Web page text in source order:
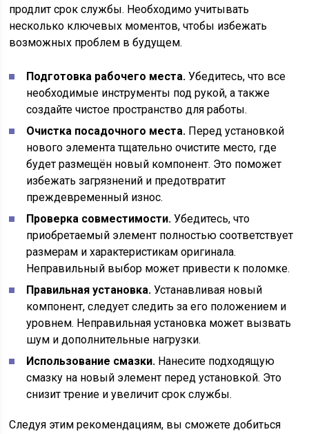
продлит срок службы. Необходимо учитывать
несколько ключевых моментов, чтобы избежать
возможных проблем в будущем.
Подготовка рабочего места. Убедитесь, что все
необходимые инструменты под рукой, а также
создайте чистое пространство для работы.
Очистка посадочного места. Перед установкой
нового элемента тщательно очистите место, где
будет размещён новый компонент. Это поможет
избежать загрязнений и предотвратит
преждевременный износ.
Проверка совместимости. Убедитесь, что
приобретаемый элемент полностью соответствует
размерам и характеристикам оригинала.
Неправильный выбор может привести к поломке.
Правильная установка. Устанавливая новый
компонент, следует следить за его положением и
уровнем. Неправильная установка может вызвать
шум и дополнительные нагрузки.
Использование смазки. Нанесите подходящую
смазку на новый элемент перед установкой. Это
снизит трение и увеличит срок службы.
Следуя этим рекомендациям, вы сможете добиться